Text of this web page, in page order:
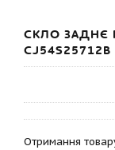
СКЛО ЗАДНЄ
CJ54S25712B
Отримання